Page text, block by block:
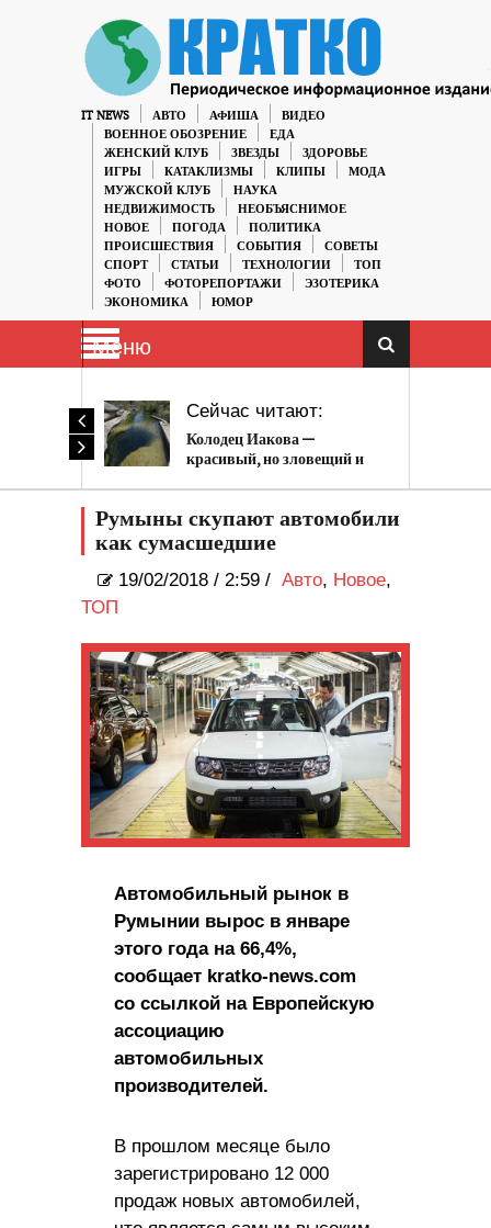
IT NEWS АВТО АФИША
ВИДЕО
ВОЕННОЕ ОБОЗРЕНИЕ
ЕДА
ЖЕНСКИЙ КЛУБ
ЗВЕЗДЫ
ЗДОРОВЬЕ
ИГРЫ
КАТАКЛИЗМЫ КЛИПЫ
МОДА
МУЖСКОЙ КЛУБ
НАУКА
НЕДВИЖИМОСТЬ
НЕОБЪЯСНИМОЕ
НОВОЕ
ПОГОДА
ПОЛИТИКА
ПРОИСШЕСТВИЯ
СОБЫТИЯ
СОВЕТЫ
СПОРТ
СТАТЬИ ТЕХНОЛОГИИ
ТОП
ФОТО
ФОТОРЕПОРТАЖИ
ЭЗОТЕРИКА
ЭКОНОМИКА
ЮМОР
Меню
Сейчас читают:
Колодец Иакова —
красивый, но зловещий и
Румыны скупают автомобили
как сумасшедшие
19/02/2018 / 2:59 / Авто, Новое,
ТОП
Автомобильный рынок в
Румынии вырос в январе
этого года на 66,4%,
сообщает kratko-news.com
со ссылкой на Европейскую
ассоциацию
автомобильных
производителей.
В прошлом месяце было
зарегистрировано 12 000
продаж новых автомобилей,